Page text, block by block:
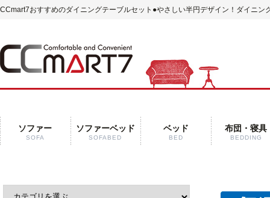
CCmart7おすすめのダイニングテーブルセット ●やさしい半円デザイン！ダイニン
ソファー
SOFA
ソファーベッド
SOFABED
ベッド
BED
布団・寝具
BEDDING